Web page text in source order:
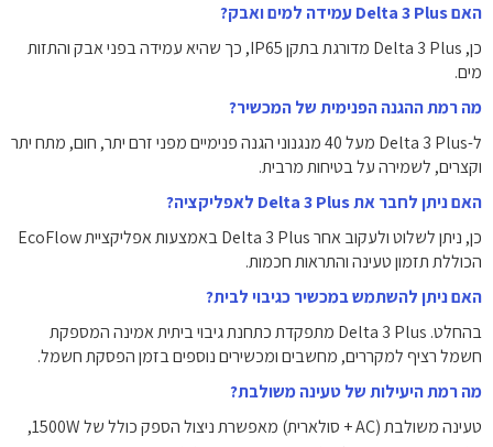
האם Delta 3 Plus עמידה למים ואבק?
כן, Delta 3 Plus מדורגת בתקן IP65, כך שהיא עמידה בפני אבק והתזות
מים.
מה רמת ההגנה הפנימית של המכשיר?
ל-Delta 3 Plus מעל 40 מנגנוני הגנה פנימיים מפני זרם יתר, חום, מתח יתר
וקצרים, לשמירה על בטיחות מרבית.
האם ניתן לחבר את Delta 3 Plus לאפליקציה?
כן, ניתן לשלוט ולעקוב אחר Delta 3 Plus באמצעות אפליקציית EcoFlow
הכוללת תזמון טעינה והתראות חכמות.
האם ניתן להשתמש במכשיר כגיבוי לבית?
בהחלט. Delta 3 Plus מתפקדת כתחנת גיבוי ביתית אמינה המספקת
חשמל רציף למקררים, מחשבים ומכשירים נוספים בזמן הפסקת חשמל.
מה רמת היעילות של טעינה משולבת?
טעינה משולבת (AC + סולארית) מאפשרת ניצול הספק כולל של 1500W,